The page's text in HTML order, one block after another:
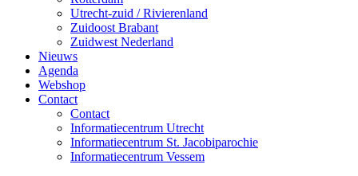
Utrecht-zuid / Rivierenland
Zuidoost Brabant
Zuidwest Nederland
Nieuws
Agenda
Webshop
Contact
Contact
Informatiecentrum Utrecht
Informatiecentrum St. Jacobiparochie
Informatiecentrum Vessem